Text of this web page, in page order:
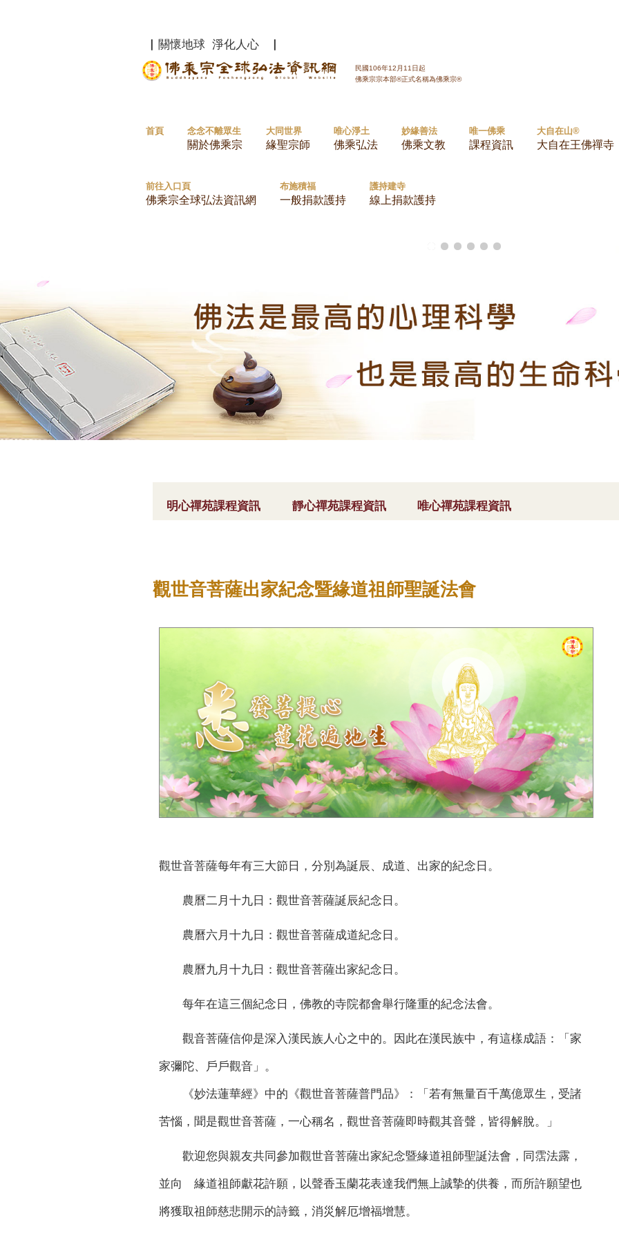
▏關懷地球 淨化人心 ▏
民國106年12月11日起
佛乘宗宗本部®正式名稱為佛乘宗®
首頁 念念不離眾生
關於佛乘宗
大同世界
緣聖宗師
唯心淨土
佛乘弘法
妙緣善法
佛乘文教
唯一佛乘
課程資訊
大自在山®
大自在王佛禪寺
前往入口頁
佛乘宗全球弘法資訊網
布施積福
一般捐款護持
護持建寺
線上捐款護持
明心禪苑課程資訊 靜心禪苑課程資訊 唯心禪苑課程資訊
觀世音菩薩出家紀念暨緣道祖師聖誕法會
觀世音菩薩每年有三大節日，分別為誕辰、成道、出家的紀念日。
農曆二月十九日：觀世音菩薩誕辰紀念日。
農曆六月十九日：觀世音菩薩成道紀念日。
農曆九月十九日：觀世音菩薩出家紀念日。
每年在這三個紀念日，佛教的寺院都會舉行隆重的紀念法會。
觀音菩薩信仰是深入漢民族人心之中的。因此在漢民族中，有這樣成語：「家
家彌陀、戶戶觀音」。
《妙法蓮華經》中的《觀世音菩薩普門品》：「若有無量百千萬億眾生，受諸
苦惱，聞是觀世音菩薩，一心稱名，觀世音菩薩即時觀其音聲，皆得解脫。」
歡迎您與親友共同參加觀世音菩薩出家紀念暨緣道祖師聖誕法會，同霑法露，
並向 緣道祖師獻花許願，以聲香玉蘭花表達我們無上誠摯的供養，而所許願望也
將獲取祖師慈悲開示的詩籤，消災解厄增福增慧。